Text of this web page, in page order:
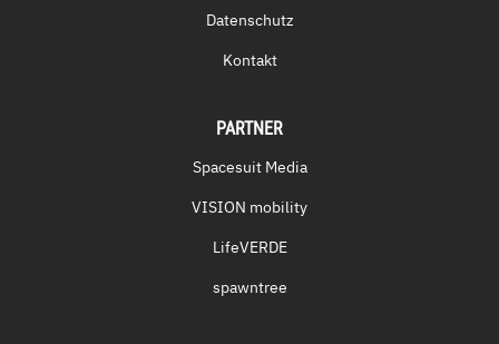
Datenschutz
Kontakt
PARTNER
Spacesuit Media
VISION mobility
LifeVERDE
spawntree